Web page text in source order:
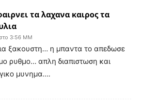
τα λαχανα καιρος τα
3:56 ΜΜ
ξακουστη… η μπαντα το απεδωσε
ρυθμο… απλη διαπιστωση και
μυνημα….